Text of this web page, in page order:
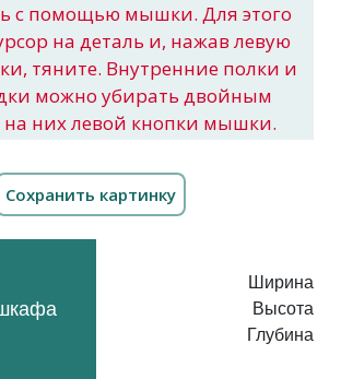
с помощью мышки. Для этого
на деталь и, нажав левую
тяните. Внутренние полки и
можно убирать двойным
них левой кнопки мышки.
Ширина
Высота
Глубина